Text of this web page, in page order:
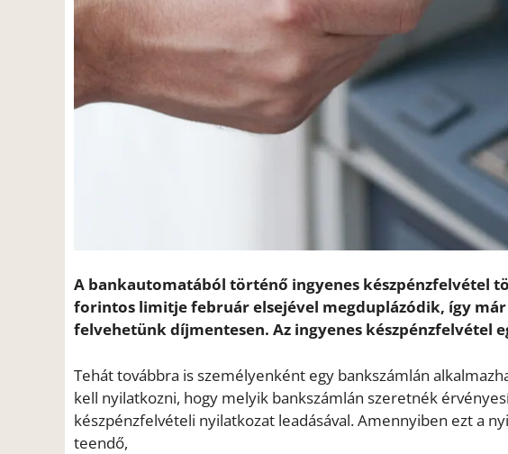
A bankautomatából történő ingyenes készpénzfelvétel
forintos limitje február elsejével megduplázódik, így
felvehetünk díjmentesen. Az ingyenes készpénzfelvétel
Tehát továbbra is személyenként egy bankszámlán
kell nyilatkozni, hogy melyik bankszámlán szeretnék
készpénzfelvételi nyilatkozat leadásával. Amennyiben ezt a
teendő,